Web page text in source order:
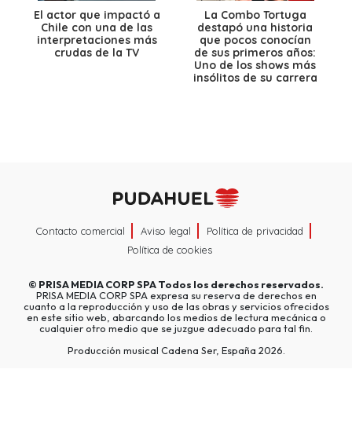
El actor que impactó a
Chile con una de las
interpretaciones más
crudas de la TV
La Combo Tortuga
destapó una historia
que pocos conocían
de sus primeros años:
Uno de los shows más
insólitos de su carrera
Contacto comercial Aviso legal
Política de privacidad
Política de cookies
© PRISA MEDIA CORP SPATodos los derechos reservados.
PRISA MEDIA CORP SPA expresa su reserva de derechos en
cuanto a la reproducción y uso de las obras y servicios ofrecidos
en este sitio web, abarcando los medios de lectura mecánica o
cualquier otro medio que se juzgue adecuado para tal fin.
Producción musical Cadena Ser, España 2026.